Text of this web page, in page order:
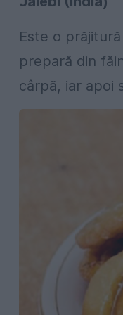
Este o
prepară din
cârpă, iar apoi